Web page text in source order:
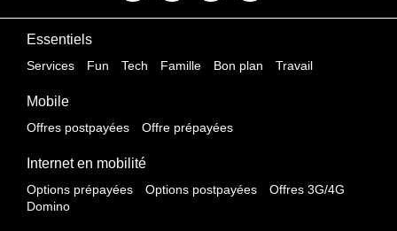
Essentiels
Services Fun Tech Famille Bon plan Travail
Mobile
Offres postpayées Offre prépayées
Internet en mobilité
Options prépayées Options postpayées
Offres 3G/4G
Domino